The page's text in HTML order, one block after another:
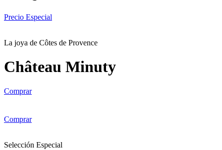
Precio Especial
La joya de Côtes de Provence
Château Minuty
Comprar
Comprar
Selección Especial